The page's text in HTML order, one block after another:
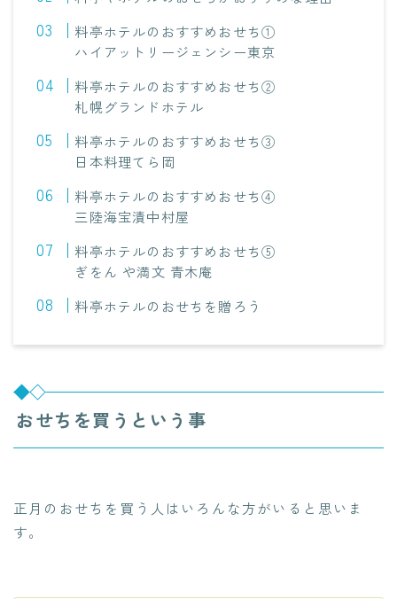
料亭ホテルのおすすめおせち①
ハイアットリージェンシー東京
料亭ホテルのおすすめおせち②
札幌グランドホテル
料亭ホテルのおすすめおせち③
日本料理てら岡
料亭ホテルのおすすめおせち④
三陸海宝漬中村屋
料亭ホテルのおすすめおせち⑤
ぎをん や満文 青木庵
料亭ホテルのおせちを贈ろう
おせちを買うという事
正月のおせちを買う人はいろんな方がいると思いま
す。